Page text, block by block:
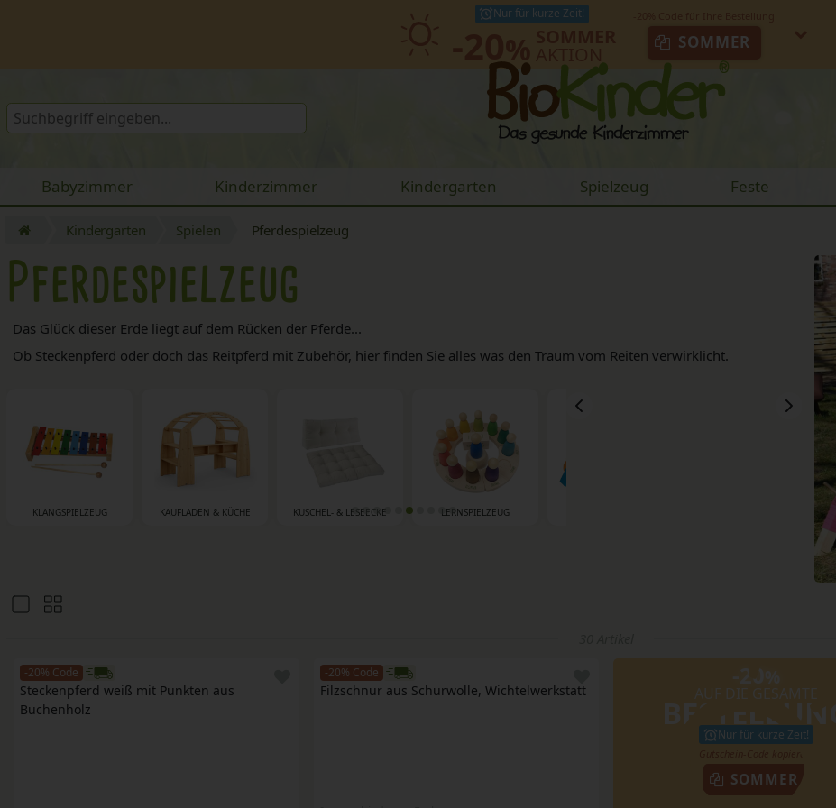
Nur für kurze Zeit!
SOMMER
Babyzimmer Kinderzimmer Kindergarten Spielzeug Feste
Kindergarten Spielen Pferdespielzeug
Pferdespielzeug
Das Glück dieser Erde liegt auf dem Rücken der Pferde...
Ob Steckenpferd oder doch das Reitpferd mit Zubehör, hier finden Sie alles was den Traum vom Reiten verwirklicht.
KLANGSPIELZEUG KAUFLADEN & KÜCHE KUSCHEL- & LESEECKE LERNSPIELZEUG
-20% Code
Steckenpferd weiß mit Punkten aus
Buchenholz
-20% Code
Filzschnur aus Schurwolle, Wichtelwerkstatt AUF DIE GESAMTE
BESTELLUNG
Nur für kurze Zeit!
SOMMER